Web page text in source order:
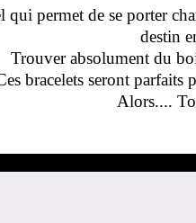
qui permet de se porter
destin
Trouver absolument du
bracelets seront parfaits
Alors....